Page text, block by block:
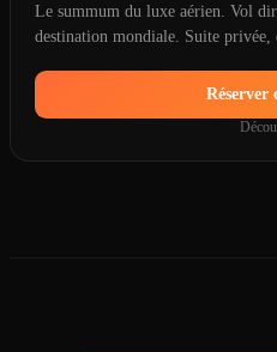
Le summum du luxe aérien. Vol
destination mondiale. Suite privée,
Réserver